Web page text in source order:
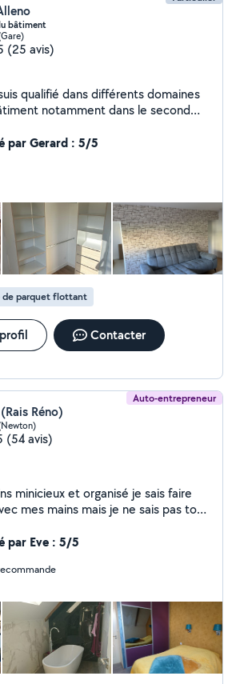
bâtiment
(25 avis)
qualifié dans différents domaines
notamment dans le second
par Gerard : 5/5
de parquet flottant
Contacter
Auto-entrepreneur
Réno)
(54 avis)
minicieux et organisé je sais faire
mes mains mais je ne sais pas tout
par Eve : 5/5